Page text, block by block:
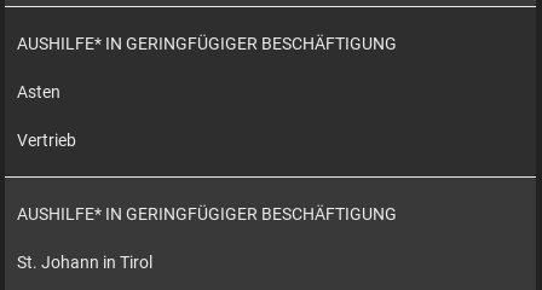
AUSHILFE* IN GERINGFÜGIGER BESCHÄFTIGUNG
Asten
Vertrieb
AUSHILFE* IN GERINGFÜGIGER BESCHÄFTIGUNG
St. Johann in Tirol